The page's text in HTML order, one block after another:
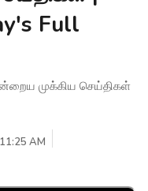
Full
முக்கிய செய்திகள்
AM